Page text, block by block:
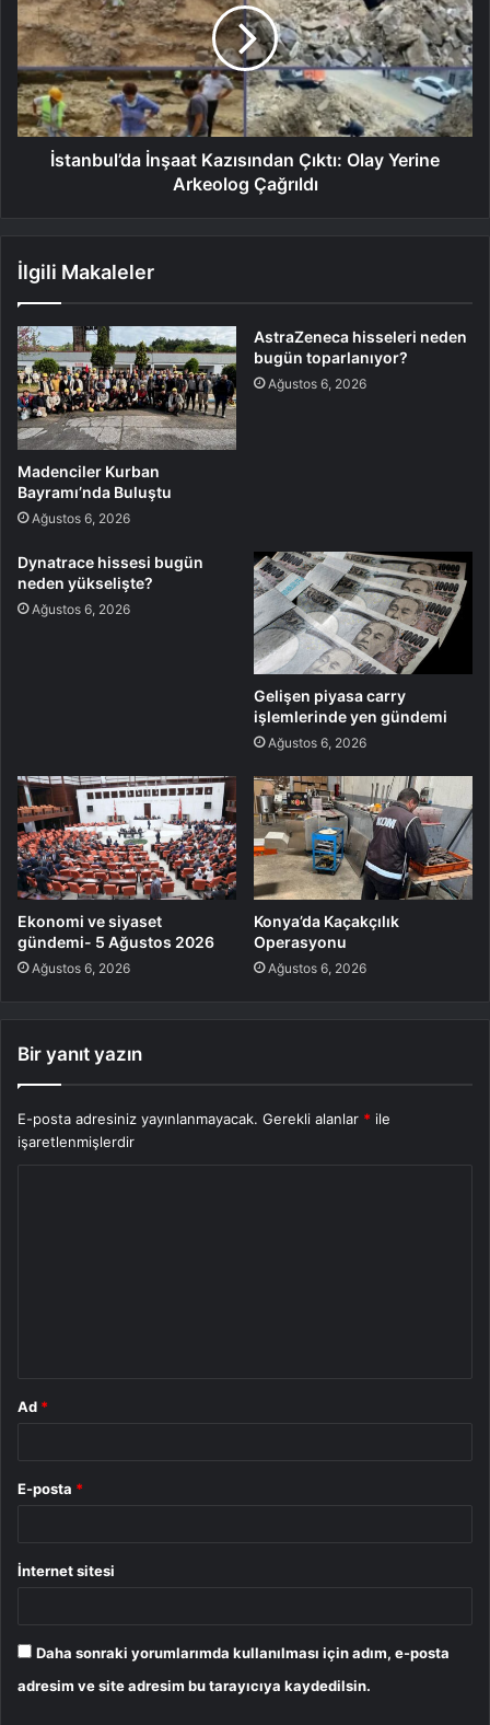
İstanbul’da İnşaat Kazısından Çıktı: Olay Yerine
Arkeolog Çağrıldı
İlgili Makaleler
Madenciler Kurban
Bayramı’nda Buluştu
Ağustos 6, 2026
AstraZeneca hisseleri neden
bugün toparlanıyor?
Ağustos 6, 2026
Dynatrace hissesi bugün
neden yükselişte?
Ağustos 6, 2026
Gelişen piyasa carry
işlemlerinde yen gündemi
Ağustos 6, 2026
Ekonomi ve siyaset
gündemi- 5 Ağustos 2026
Ağustos 6, 2026
Konya’da Kaçakçılık
Operasyonu
Ağustos 6, 2026
Bir yanıt yazın
E-posta adresiniz yayınlanmayacak. Gerekli alanlar * ile
işaretlenmişlerdir
Ad *
E-posta *
İnternet sitesi
Daha sonraki yorumlarımda kullanılması için adım, e-posta
adresim ve site adresim bu tarayıcıya kaydedilsin.